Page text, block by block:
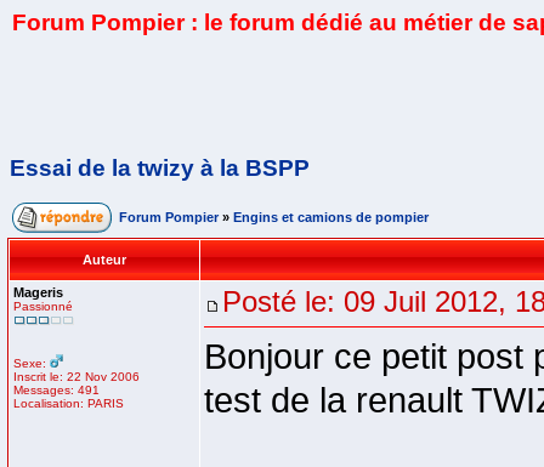
Forum Pompier : le forum dédié au métier de
Essai de la twizy à la BSPP
Forum Pompier » Engins et camions de pompier
Auteur
Mageris
Passionné
Sexe:
Inscrit le: 22 Nov 2006
Messages: 491
Localisation: PARIS
Posté le: 09 Juil 2012,
Bonjour ce petit post
test de la renault